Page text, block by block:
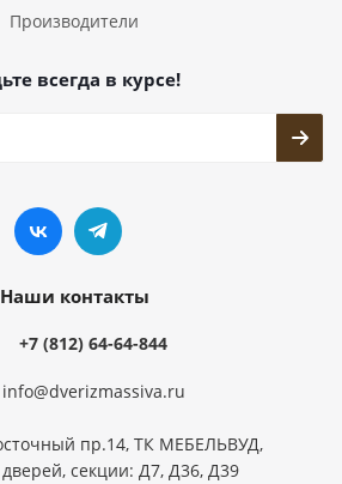
Производители
всегда в курсе!
Наши контакты
+7 (812) 64-64-844
info@dverizmassiva.ru
пр.14, ТК МЕБЕЛЬВУД,
секции: Д7, Д36, Д39